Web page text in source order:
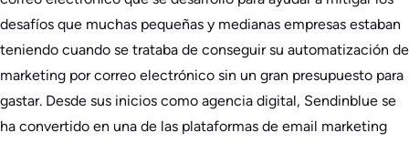
desafíos que muchas pequeñas y medianas empresas estaban
teniendo cuando se trataba de conseguir su automatización de
marketing por correo electrónico sin un gran presupuesto para
gastar. Desde sus inicios como agencia digital, Sendinblue se
ha convertido en una de las plataformas de email marketing